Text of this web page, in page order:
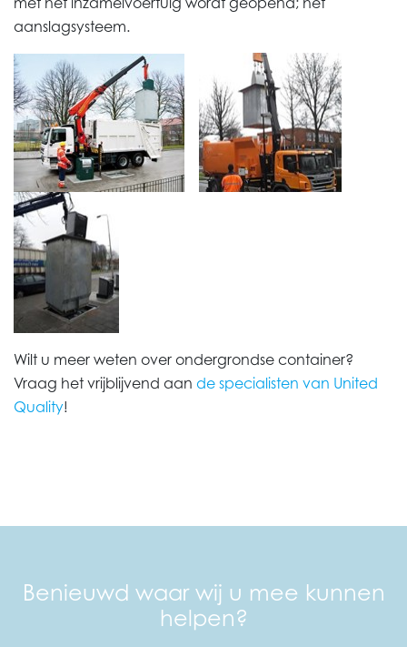
aanslagsysteem.
Wilt u meer weten over ondergrondse container?
Vraag het vrijblijvend aan de specialisten van United
Quality!
Benieuwd waar wij u mee kunnen
helpen?